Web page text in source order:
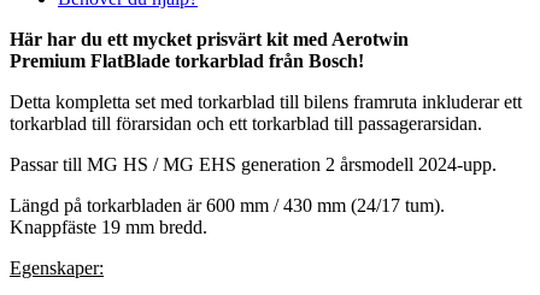
Här har du ett mycket prisvärt kit med Aerotwin
Premium FlatBlade torkarblad från Bosch!
Detta kompletta set med torkarblad till bilens framruta inkluderar ett
torkarblad till förarsidan och ett torkarblad till passagerarsidan.
Passar till MG HS / MG EHS generation 2 årsmodell 2024-upp.
Längd på torkarbladen är 600 mm / 430 mm (24/17 tum).
Knappfäste 19 mm bredd.
Egenskaper: